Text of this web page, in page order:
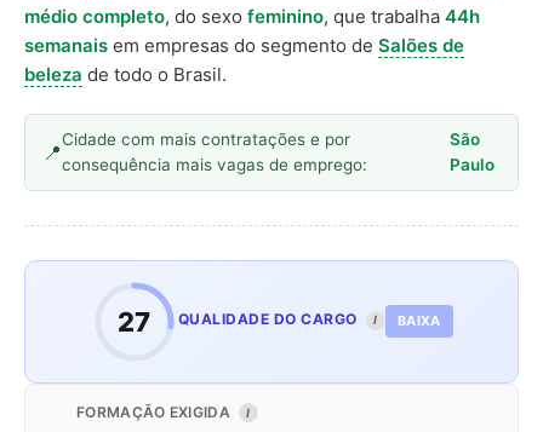
médio completo, do sexo feminino, que trabalha 44h
semanais em empresas do segmento de Salões de
beleza de todo o Brasil.
Cidade com mais contratações e por
consequência mais vagas de emprego:
São
Paulo
27 QUALIDADE DO CARGO I BAIXA
FORMAÇÃO EXIGIDA I